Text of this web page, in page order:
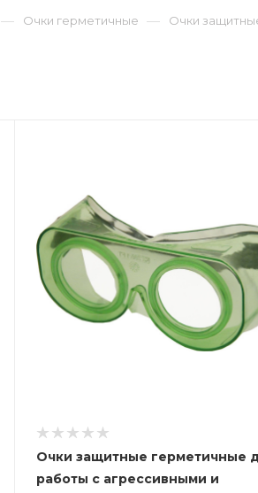
— Очки герметичные — Очки
Очки защитные герметичные
работы с агрессивными и